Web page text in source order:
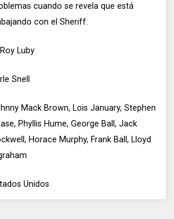
cuando se revela que está
con el Sheriff.
Luby
Snell
Mack Brown, Lois January, Stephen
Phyllis Hume, George Ball, Jack
Horace Murphy, Frank Ball, Lloyd
Unidos